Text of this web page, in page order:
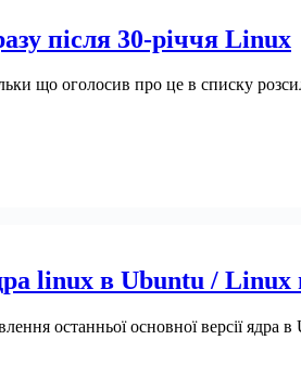
після 30-річчя Linux
що оголосив про це в списку
linux в Ubuntu / Linux
останньої основної версії ядра